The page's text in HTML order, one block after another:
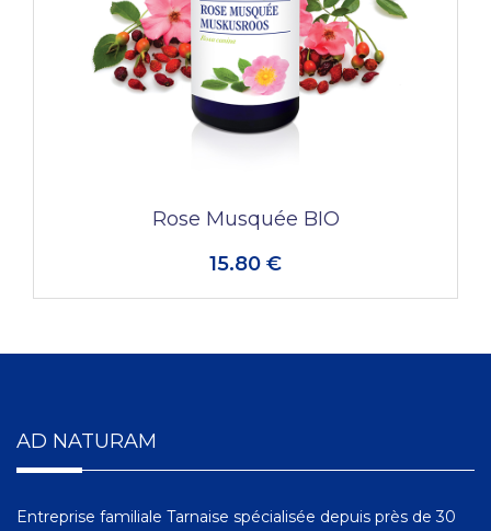
Rose Musquée BIO
15.80 €
AD NATURAM
Entreprise familiale Tarnaise spécialisée depuis près de 30